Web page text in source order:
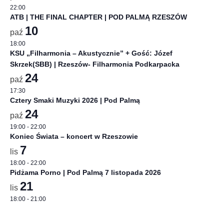
22:00
ATB | THE FINAL CHAPTER | POD PALMĄ RZESZÓW
paź 10
18:00
KSU „Filharmonia – Akustycznie” + Gość: Józef
Skrzek(SBB) | Rzeszów- Filharmonia Podkarpacka
paź 24
17:30
Cztery Smaki Muzyki 2026 | Pod Palmą
paź 24
19:00 - 22:00
Koniec Świata – koncert w Rzeszowie
lis 7
18:00 - 22:00
Pidżama Porno | Pod Palmą 7 listopada 2026
lis 21
18:00 - 21:00